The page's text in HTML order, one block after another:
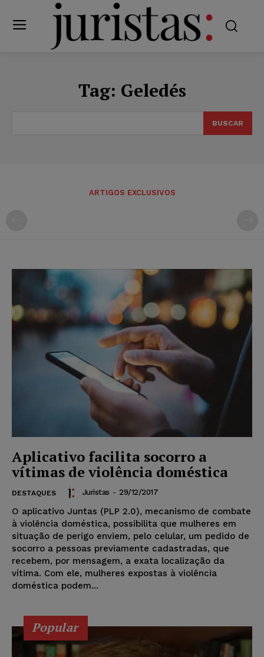
Tag: Geledés
BUSCAR
ARTIGOS EXCLUSIVOS
Aplicativo facilita socorro a
vítimas de violência doméstica
DESTAQUES Juristas - 29/12/2017
O aplicativo Juntas (PLP 2.0), mecanismo de combate
à violência doméstica, possibilita que mulheres em
situação de perigo enviem, pelo celular, um pedido de
socorro a pessoas previamente cadastradas, que
recebem, por mensagem, a exata localização da
vítima. Com ele, mulheres expostas à violência
doméstica podem...
Popular